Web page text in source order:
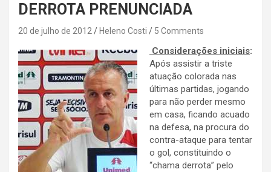
DERROTA PRENUNCIADA
20 de julho de 2012 Heleno Costi 5 Comments
Considerações iniciais:
Após assistir a triste
atuação colorada nas
últimas partidas, jogando
para não perder mesmo
em casa, ficando acuado
na defesa, na procura do
contra-ataque para tentar
o gol, constituindo o
“chama derrota” pelo